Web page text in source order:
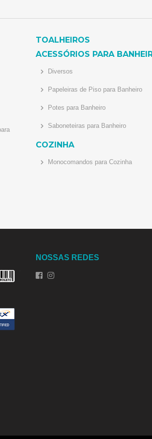
TOALHEIROS
ACESSÓRIOS PARA
Diversos
Papeleiras de Piso para Banheiro
Potes para Banheiro
Saboneteiras para Banheiro
COZINHA
Monocomandos para Cozinha
NOSSAS REDES